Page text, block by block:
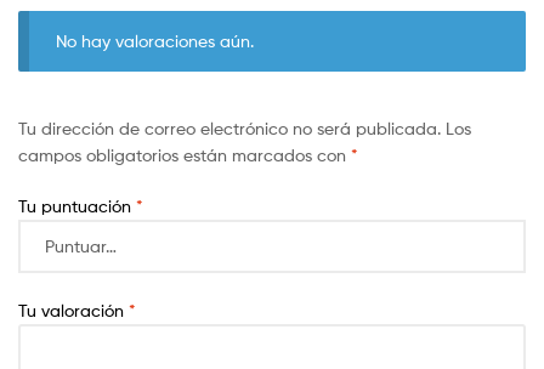
No hay valoraciones aún.
Tu dirección de correo electrónico no será publicada. Los
campos obligatorios están marcados con *
Tu puntuación *
Tu valoración *